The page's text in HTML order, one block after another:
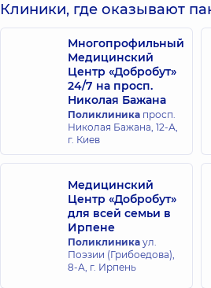
Михальнюк
Богдан
Викторович
Хирург; Хирург
проктолог;
Эндоскопист,5 лет
опыта
Миляновская
Анна Олеговна
Эндоскопист,16
Клиники, где оказывают
Многопрофильный
Медицинский
Центр «Добробут»
24/7 на просп.
Николая Бажана
Поликлиника просп.
Николая Бажана, 12-А,
г. Киев
Медицинский
Центр «Добробут»
для всей семьи в
Ирпене
Поликлиника ул.
Поэзии (Грибоедова),
8-А, г. Ирпень